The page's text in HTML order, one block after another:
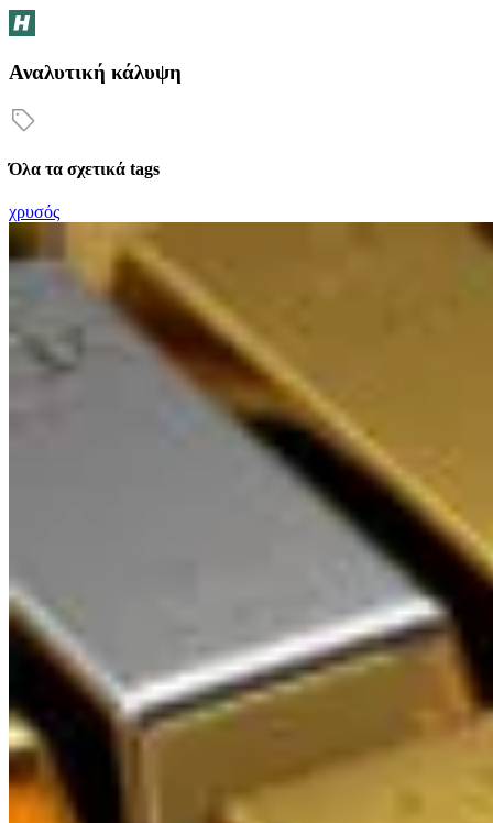
Αναλυτική κάλυψη
Όλα τα σχετικά tags
χρυσός